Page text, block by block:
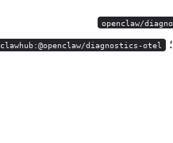
clawhub:@openclaw/diagnostics-otel